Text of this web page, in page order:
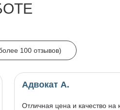
100 отзывов)
Адвокат А.
Отличная цена и качество на